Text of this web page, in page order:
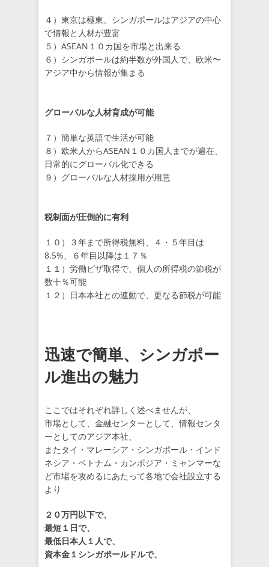
４）東京は極東、シンガポールはアジアの中心
で情報と人材が豊富
５）ASEAN１０カ国を市場と出来る
６）シンガポールは約半数が外国人で、欧米〜
アジア中から情報が集まる
グローバルな人材育成が可能
７）簡単な英語で生活が可能
８）欧米人からASEAN１０カ国人までが遍在、
日常的にグローバル化できる
９）グローバルな人材採用が用意
税制面が圧倒的に有利
１０）３年まで所得税無料、４・５年目は
8.5%、６年目以降は１７％
１１）労働ビザ取得で、個人の所得税の節税が
数十％可能
１２）日本本社との連動で、更なる節税が可能
迅速で簡単、シンガポー
ル進出の魅力
ここではそれぞれ詳しく述べませんが、
市場として、金融センターとして、情報センタ
ーとしてのアジア本社、
またタイ・マレーシア・シンガポール・インド
ネシア・ベトナム・カンボジア・ミャンマーな
ど市場を攻めるにあたって各地で会社設立する
より
２０万円以下で、
最短１日で、
最低日本人１人で、
資本金１シンガポールドルで、